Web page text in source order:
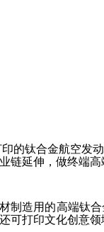
的钛合金航空发
链延伸，做终端
制造用的高端钛
可打印文化创意